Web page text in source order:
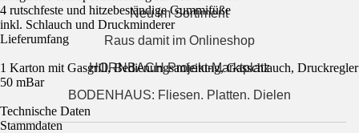
4 rutschfeste und hitzebeständige Gummifüße
inkl. Schlauch und Druckminderer
Lieferumfang
1 Karton mit Gasgrill, Bedienungsanleitung, Gasschlauch, Druckregler
50 mBar
Technische Daten
Stammdaten
Neu im Sortiment
Raus damit im Onlineshop
HORNBACH Projekt-Marktplatz
BODENHAUS: Fliesen. Platten. Dielen